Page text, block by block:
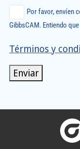
Por favor, envíen
GibbsCAM. Entiendo
Términos y
Enviar